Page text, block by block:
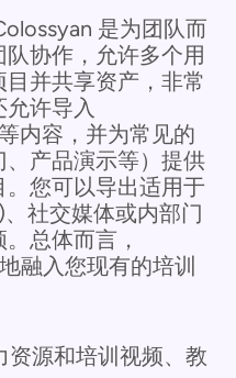
是为团队而
协作，允许多个用
并共享资产，非常
许导入
内容，并为常见的
产品演示等）提供
您可以导出适用于
社交媒体或内部门
总体而言，
融入您现有的培训
资源和培训视频、教